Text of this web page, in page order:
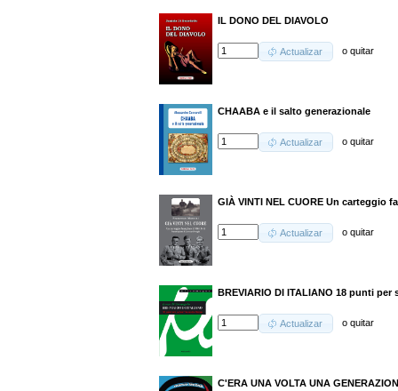
IL DONO DEL DIAVOLO
Actualizar oquitar
CHAABA e il salto generazionale
Actualizar oquitar
GIÀ VINTI NEL CUORE Un carteggio
Actualizar oquitar
BREVIARIO DI ITALIANO 18 punti per
Actualizar oquitar
C'ERA UNA VOLTA UNA